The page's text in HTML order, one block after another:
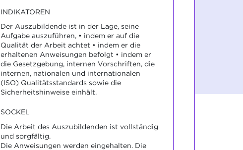
INDIKATOREN
Der Auszubildende ist in der Lage, seine
Aufgabe auszuführen, • indem er auf die
Qualität der Arbeit achtet • indem er die
erhaltenen Anweisungen befolgt • indem er
die Gesetzgebung, internen Vorschriften, die
internen, nationalen und internationalen
(ISO) Qualitätsstandards sowie die
Sicherheitshinweise einhält.
SOCKEL
Die Arbeit des Auszubildenden ist vollständig
und sorgfältig.
Die Anweisungen werden eingehalten. Die